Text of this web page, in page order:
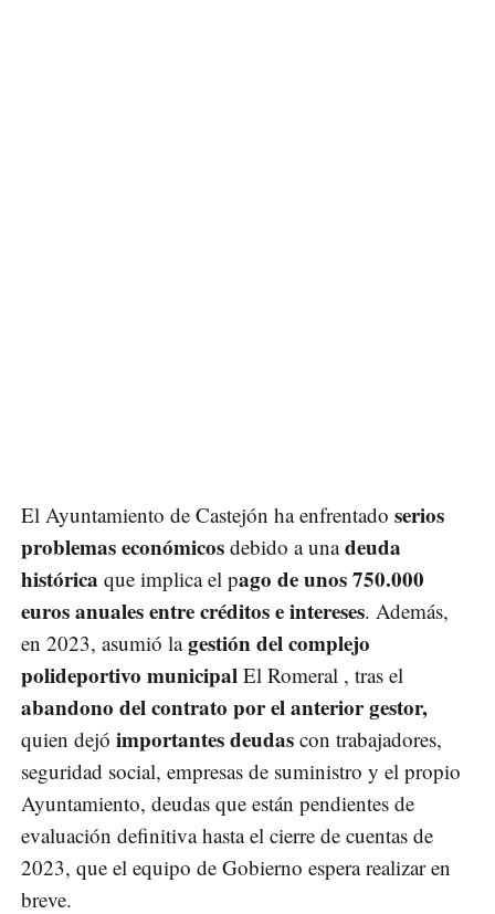
El Ayuntamiento de Castejón ha enfrentado serios
problemas económicos debido a unadeuda
histórica que implica el pago de unos 750.000
euros anuales entre créditos e intereses. Además,
en 2023, asumió lagestión del complejo
polideportivo municipal El Romeral , tras el
abandono del contrato por el anterior gestor,
quien dejó importantes deudas con trabajadores,
seguridad social, empresas de suministro y el propio
Ayuntamiento, deudas que están pendientes de
evaluación definitiva hasta el cierre de cuentas de
2023, que el equipo de Gobierno espera realizar en
breve.